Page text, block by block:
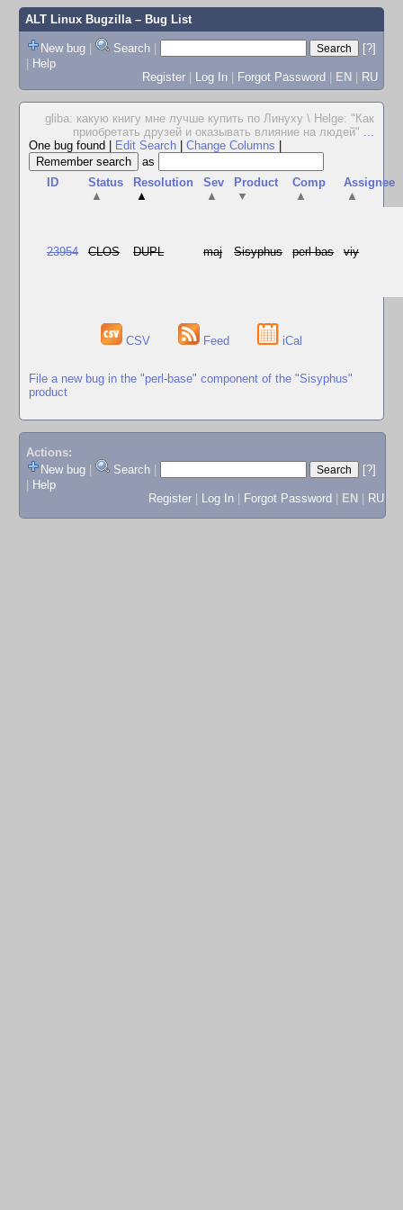
ALT Linux Bugzilla– Bug List
New bug | Search |
[?]
| Help
Register | Log In | Forgot Password | EN | RU
gliba: какую книгу мне лучше купить по Линуху \ Helge: "Как
приобретать друзей и оказывать влияние на людей" ...
One bug found
Edit Search Change Columns
as
ID
Status
▲
Resolution
▲
Sev
▲
Product
▼
Comp
▲
Assignee
▲
23954 CLOS DUPL maj Sisyphus perl-bas viy
CSV Feed iCal
File a new bug in the "perl-base" component of the "Sisyphus"
product
Actions:
New bug
Search
[?]
Help
Register
Log In Forgot Password EN RU